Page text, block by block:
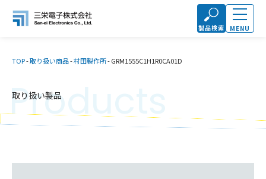
製品検索 MENU
TOP-取り扱い商品-村田製作所-GRM1555C1H1R0CA01D
取り扱い製品
Products